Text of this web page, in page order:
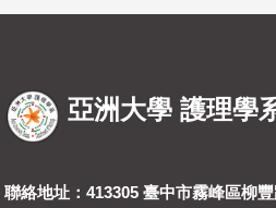
亞洲大學 護理學
聯絡地址：413305 臺中市霧峰區柳